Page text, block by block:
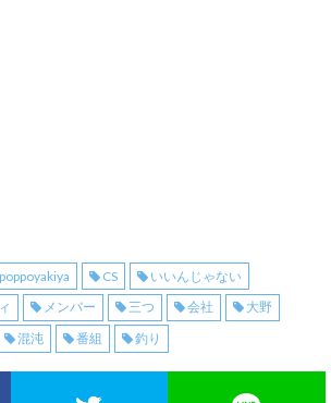
CS
いいんじゃない
メンバー 三つ 会社
大野
混沌 番組 釣り